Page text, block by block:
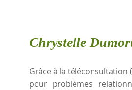
Chrystelle
Grâce à la téléconsultation
pour problèmes